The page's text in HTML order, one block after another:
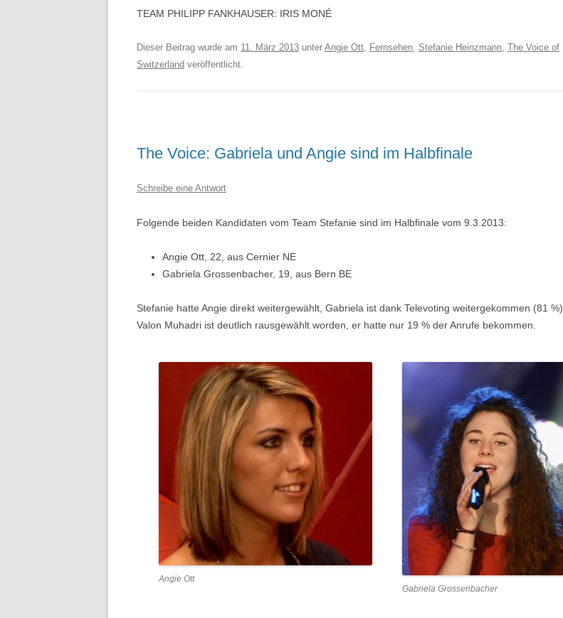
TEAM PHILIPP FANKHAUSER: IRIS MONÉ
Dieser Beitrag wurde am 11. März 2013 unter Angie Ott, Fernsehen, Stefanie Heinzmann, The Voice of
Switzerland veröffentlicht.
The Voice: Gabriela und Angie sind im Halbfinale
Schreibe eine Antwort
Folgende beiden Kandidaten vom Team Stefanie sind im Halbfinale vom 9.3.2013:
Angie Ott, 22, aus Cernier NE
Gabriela Grossenbacher, 19, aus Bern BE
Stefanie hatte Angie direkt weitergewählt, Gabriela ist dank Televoting weitergekommen (81 %).
Valon Muhadri ist deutlich rausgewählt worden, er hatte nur 19 % der Anrufe bekommen.
Gabriela Grossenbacher
Angie Ott